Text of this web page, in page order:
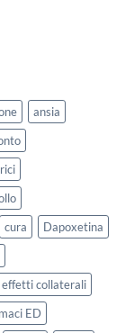
ansia
cura
Dapoxetina
effetti collaterali
ED